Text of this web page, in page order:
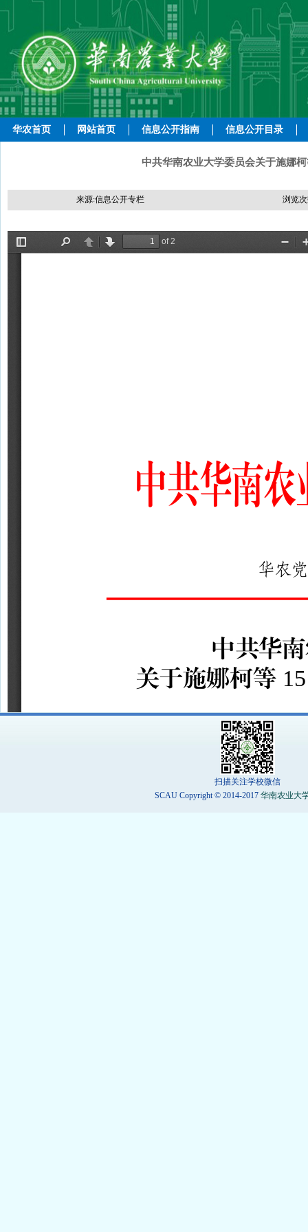
华农首页 网站首页 信息公开指南 信息公开目录
中共华南农业大学委员会关于施娜
来源:信息公开专栏 浏览
扫描关注学校微信
SCAU Copyright © 2014-2017 华南农业大